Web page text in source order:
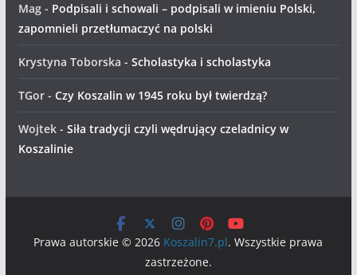
Mag- Podpisali i schowali – podpisali w imieniu Polski,
zapomnieli przetłumaczyć na polski
Krystyna Toborska - Scholastyka i scholastyka
TGor- Czy Koszalin w 1945 roku był twierdzą?
Wojtek- Siła tradycji czyli wędrujący czeladnicy w
Koszalinie
Prawa autorskie © 2026 Koszalin7.pl. Wszystkie prawa
zastrzeżone.